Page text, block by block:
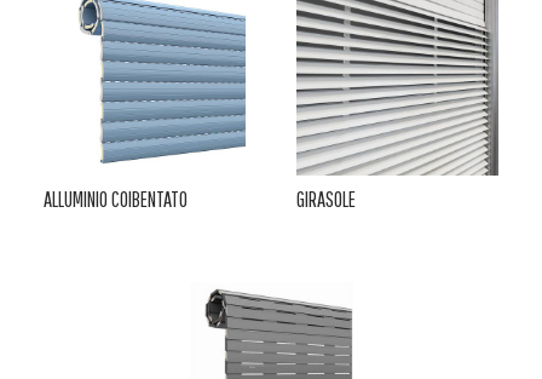
ALLUMINIO COIBENTATO GIRASOLE